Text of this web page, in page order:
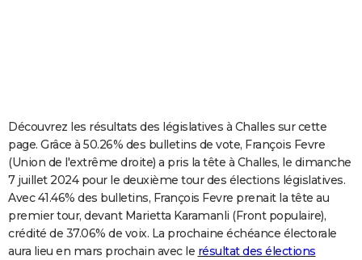
Carte de Noël
Carte Bonne année
Carte Saint-Valentin
Carte Pâques
Carte d'anniversaire
DICTIONNAIRE
Dictionnaire
Biographies
Citations
Expressions
Proverbes
PROGRAMME TV
COPAINS D'AVANT
S'inscrire
Se connecter
Lycées
Collèges
Primaires
Universités
Entreprises
Service militaire
Avis de recherche
AVIS DE DÉCÈS
Découvrez les résultats des législatives à Challes sur cette
page. Grâce à 50.26% des bulletins de vote, François Fevre
(Union de l'extrême droite) a pris la tête à Challes, le dimanche
7 juillet 2024 pour le deuxième tour des élections législatives.
Avec 41.46% des bulletins, François Fevre prenait la tête au
premier tour, devant Marietta Karamanli (Front populaire),
crédité de 37.06% de voix. La prochaine échéance électorale
aura lieu en mars prochain avec le résultat des élections